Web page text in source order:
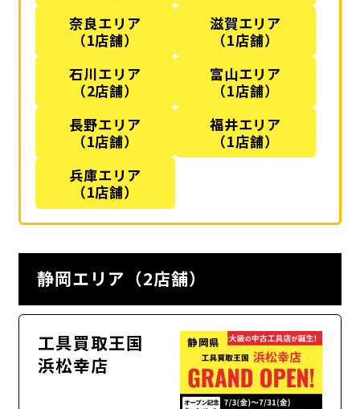
奈良エリア
（1店舗）
滋賀エリア
（1店舗）
石川エリア
（2店舗）
富山エリア
（1店舗）
長野エリア
（1店舗）
福井エリア
（1店舗）
兵庫エリア
（1店舗）
静岡エリア（2店舗）
工具買取王国
浜松幸店
静岡県